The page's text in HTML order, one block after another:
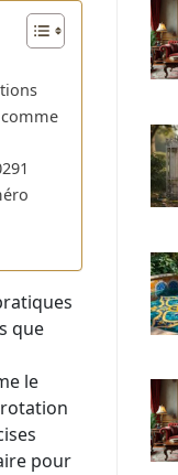
que
le
pour